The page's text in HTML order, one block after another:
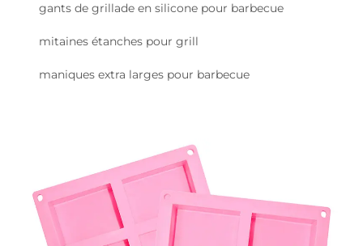
gants de grillade en silicone pour barbecue
mitaines étanches pour grill
maniques extra larges pour barbecue